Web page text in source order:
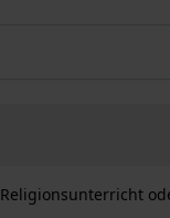
Religionsunterricht